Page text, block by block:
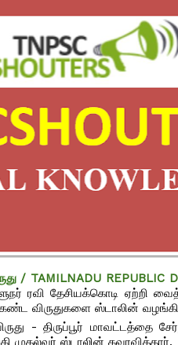
/ TAMILNADU REPUBLIC
ரவி தேசியக்கொடி ஏற்றி
விருதுகளை ஸ்டாலின் வழங்கி
- திருப்பூர் மாவட்டத்தை
முதல்வர் ஸ்டாலின் கவுரவித்தார்.